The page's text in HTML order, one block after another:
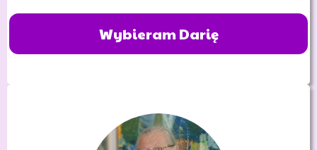
Wybieram Darię